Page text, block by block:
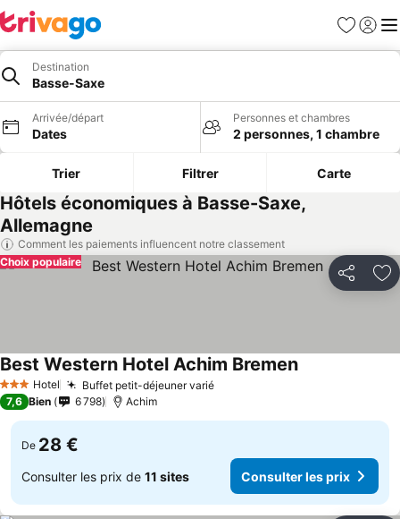
Favoris
Se
Destination
Basse-Saxe
Arrivée/départ
Dates
Personnes et chambres
2 personnes, 1 chambre
Trier Filtrer Carte
Hôtels économiques à Basse-Saxe,
Allemagne
Comment les paiements influencent notre classement
Partager
Choix populaire
3 ÉtoilesHotel Buffet petit-déjeuner varié
Best Western Hotel Achim Bremen
7,6 Bien 6 798 Achim
De 28 €
Consulter les prix de 11 sites Consulter les prix